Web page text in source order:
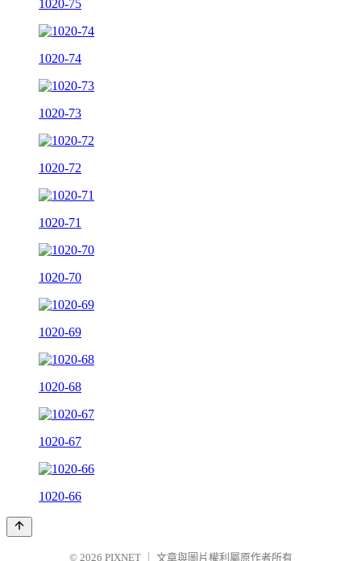
1020-75
1020-74
1020-73
1020-72
1020-71
1020-70
1020-69
1020-68
1020-67
1020-66
© 2026 PIXNET 文章與圖片權利屬原作者所有